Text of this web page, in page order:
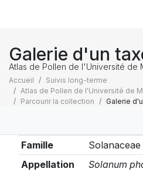
Galerie d'un
Atlas de Pollen de l'Université de
Accueil
Suivis long-terme
Atlas de Pollen de l'Université de
Parcourir la collection
Galerie
Famille
Solanaceae
Appellation
Solanum